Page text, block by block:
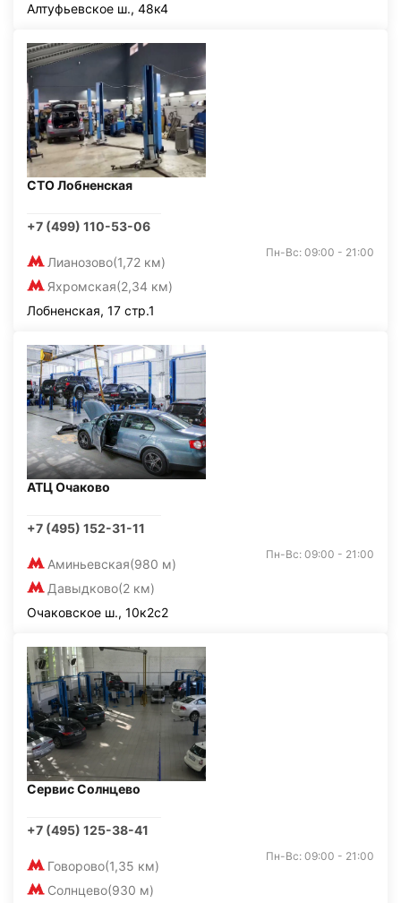
Алтуфьевское ш., 48к4
СТО Лобненская
+7 (499) 110-53-06
Лианозово(1,72 км)
Яхромская(2,34 км)
Пн-Вс: 09:00 - 21:00
Лобненская, 17 стр.1
АТЦ Очаково
+7 (495) 152-31-11
Аминьевская(980 м)
Давыдково(2 км)
Пн-Вс: 09:00 - 21:00
Очаковское ш., 10к2с2
Сервис Солнцево
+7 (495) 125-38-41
Говорово(1,35 км)
Солнцево(930 м)
Пн-Вс: 09:00 - 21:00